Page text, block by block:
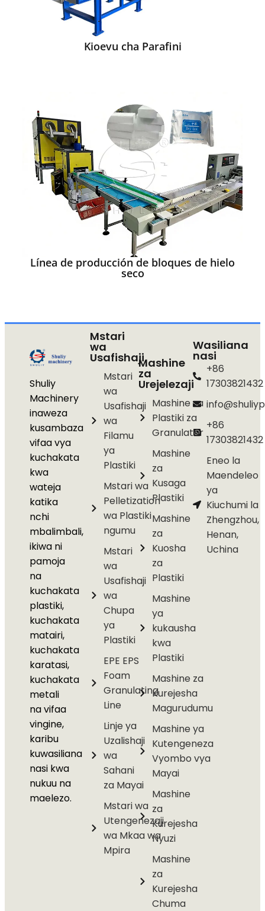
Kioevu cha Parafini
Línea de producción de bloques de hielo
seco
Shuliy
Machinery
inaweza
kusambaza
vifaa vya
kuchakata
kwa
wateja
katika
nchi
mbalimbali,
ikiwa ni
pamoja
na
kuchakata
plastiki,
kuchakata
matairi,
kuchakata
karatasi,
kuchakata
metali
na vifaa
vingine,
karibu
kuwasiliana
nasi kwa
nukuu na
maelezo.
Mstari
wa
Usafishaji
Mstari
wa
Usafishaji
wa
Filamu
ya
Plastiki
Mstari wa
Pelletization
wa Plastiki
ngumu
Mstari
wa
Usafishaji
wa
Chupa
ya
Plastiki
EPE EPS
Foam
Granulating
Line
Linje ya
Uzalishaji
wa
Sahani
za Mayai
Mstari wa
Utengenezaji
wa Mkaa wa
Mpira
Mashine
za
Urejelezaji
Mashine za
Plastiki za
Granulator
Mashine
za
Kusaga
Plastiki
Mashine
za
Kuosha
za
Plastiki
Mashine
ya
kukausha
kwa
Plastiki
Mashine za
Kurejesha
Magurudumu
Mashine ya
Kutengeneza
Vyombo vya
Mayai
Mashine
za
Kurejesha
Nyuzi
Mashine
za
Kurejesha
Chuma
Wasiliana
nasi
+86
17303821432
+86
17303821432
Eneo la
Maendeleo
ya
Kiuchumi la
Zhengzhou,
Henan,
Uchina